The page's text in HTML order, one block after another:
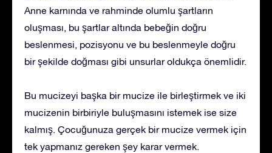
Anne karnında ve rahminde olumlu şartların
oluşması, bu şartlar altında bebeğin doğru
beslenmesi, pozisyonu ve bu beslenmeyle doğru
bir şekilde doğması gibi unsurlar oldukça önemlidir.
Bu mucizeyi başka bir mucize ile birleştirmek ve iki
mucizenin birbiriyle buluşmasını istemek ise size
kalmış. Çocuğunuza gerçek bir mucize vermek için
tek yapmanız gereken şey karar vermek.